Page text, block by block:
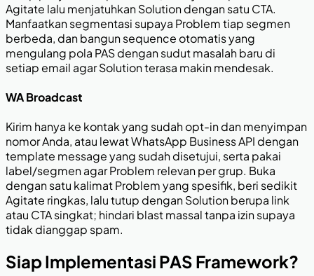
Agitate lalu menjatuhkan Solution dengan satu CTA.
Manfaatkan segmentasi supaya Problem tiap segmen
berbeda, dan bangun sequence otomatis yang
mengulang pola PAS dengan sudut masalah baru di
setiap email agar Solution terasa makin mendesak.
WA Broadcast
Kirim hanya ke kontak yang sudah opt-in dan menyimpan
nomor Anda, atau lewat WhatsApp Business API dengan
template message yang sudah disetujui, serta pakai
label/segmen agar Problem relevan per grup. Buka
dengan satu kalimat Problem yang spesifik, beri sedikit
Agitate ringkas, lalu tutup dengan Solution berupa link
atau CTA singkat; hindari blast massal tanpa izin supaya
tidak dianggap spam.
Siap Implementasi PAS Framework?